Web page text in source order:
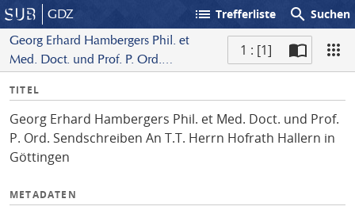
GDZ list Trefferliste search Suchen
Georg Erhard Hambergers Phil. et
Med. Doct. und Prof. P. Ord.
Hallern in Göttingen
1 : [1]
I
f
o
TITEL
Georg Erhard Hambergers Phil. et Med. Doct. und Prof.
P. Ord. Sendschreiben An T.T. Herrn Hofrath Hallern in
Göttingen
METADATEN